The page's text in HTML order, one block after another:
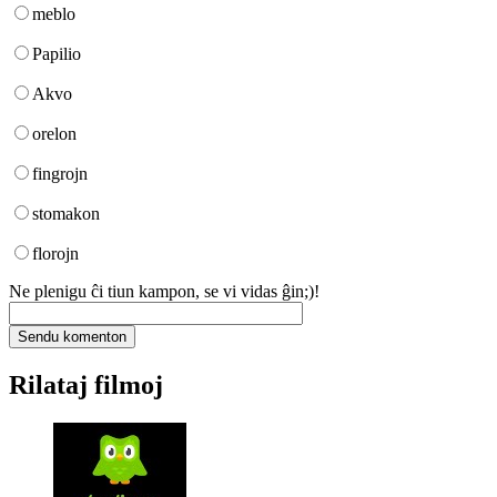
meblo
Papilio
Akvo
orelon
fingrojn
stomakon
florojn
Ne plenigu ĉi tiun kampon, se vi vidas ĝin;)!
Rilataj filmoj